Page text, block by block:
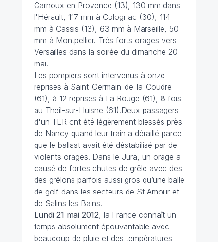
Carnoux en Provence (13), 130 mm dans
l'Hérault, 117 mm à Colognac (30), 114
mm à Cassis (13), 63 mm à Marseille, 50
mm à Montpellier. Très forts orages vers
Versailles dans la soirée du dimanche 20
mai.
Les pompiers sont intervenus à onze
reprises à Saint-Germain-de-la-Coudre
(61), à 12 reprises à La Rouge (61), 8 fois
au Theil-sur-Huisne (61).Deux passagers
d'un TER ont été légèrement blessés près
de Nancy quand leur train a déraillé parce
que le ballast avait été déstabilisé par de
violents orages. Dans le Jura, un orage a
causé de fortes chutes de grêle avec des
des grêlons parfois aussi gros qu’une balle
de golf dans les secteurs de St Amour et
de Salins les Bains.
Lundi 21 mai 2012, la France connaît un
temps absolument épouvantable avec
beaucoup de pluie et des températures